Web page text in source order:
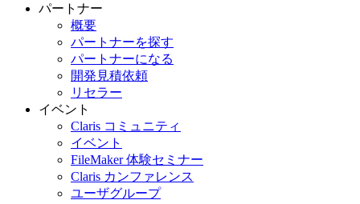
パートナー
概要
パートナーを探す
パートナーになる
開発見積依頼
リセラー
イベント
Claris コミュニティ
イベント
FileMaker 体験セミナー
Claris カンファレンス
ユーザグループ